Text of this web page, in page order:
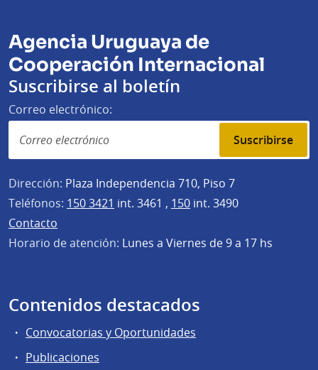
Agencia Uruguaya de
Cooperación Internacional
Suscribirse al boletín
Correo electrónico:
Suscribirse
Dirección: Plaza Independencia 710, Piso 7
Teléfonos: 150 3421 int. 3461 , 150 int. 3490
Contacto
Horario de atención: Lunes a Viernes de 9 a 17 hs
Contenidos destacados
Convocatorias y Oportunidades
Publicaciones